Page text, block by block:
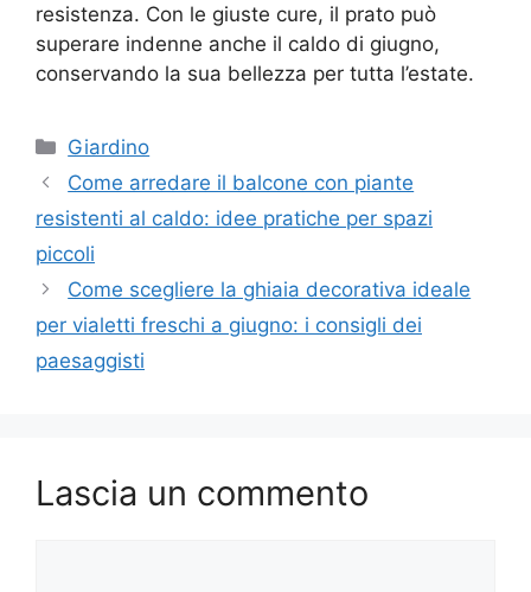
resistenza. Con le giuste cure, il prato può
superare indenne anche il caldo di giugno,
conservando la sua bellezza per tutta l’estate.
Categorie
Giardino
Come arredare il balcone con piante
resistenti al caldo: idee pratiche per spazi
piccoli
Come scegliere la ghiaia decorativa ideale
per vialetti freschi a giugno: i consigli dei
paesaggisti
Lascia un commento